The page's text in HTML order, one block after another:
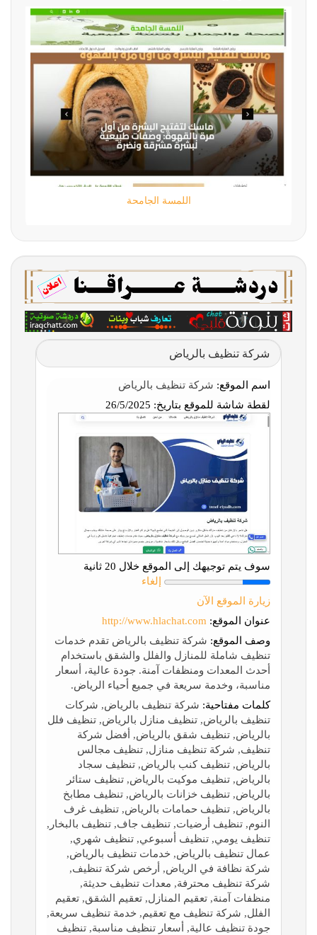
اللمسة الجامحة
شركة تنظيف بالرياض
اسم الموقع: شركة تنظيف بالرياض
لقطة شاشة للموقع بتاريخ:
سوف يتم توجيهك إلى الموقع خلال 20 ثانية
إلغاء
زيارة الموقع الآن
عنوان الموقع: http://www.hlachat.com
وصف الموقع: شركة تنظيف بالرياض تقدم خدمات
تنظيف شاملة للمنازل والفلل والشقق باستخدام
أحدث المعدات ومنظفات آمنة. جودة عالية، أسعار
مناسبة، وخدمة سريعة في جميع أحياء الرياض.
كلمات مفتاحية: شركة تنظيف بالرياض, شركات
تنظيف بالرياض, تنظيف منازل بالرياض, تنظيف فلل
بالرياض, تنظيف شقق بالرياض, أفضل شركة
تنظيف, شركة تنظيف منازل, تنظيف مجالس
بالرياض, تنظيف كنب بالرياض, تنظيف سجاد
بالرياض, تنظيف موكيت بالرياض, تنظيف ستائر
بالرياض, تنظيف خزانات بالرياض, تنظيف مطابخ
بالرياض, تنظيف حمامات بالرياض, تنظيف غرف
النوم, تنظيف أرضيات, تنظيف جاف, تنظيف بالبخار,
تنظيف يومي, تنظيف أسبوعي, تنظيف شهري,
عمال تنظيف بالرياض, خدمات تنظيف بالرياض,
شركة نظافة في الرياض, أرخص شركة تنظيف,
شركة تنظيف محترفة, معدات تنظيف حديثة,
منظفات آمنة, تعقيم المنازل, تعقيم الشقق, تعقيم
الفلل, شركة تنظيف مع تعقيم, خدمة تنظيف سريعة,
جودة تنظيف عالية, أسعار تنظيف مناسبة, تنظيف